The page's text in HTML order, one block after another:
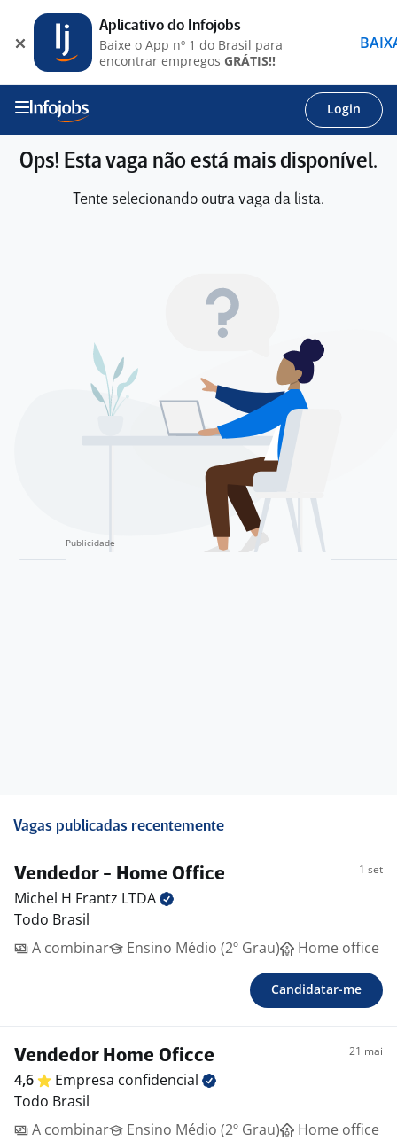
Login
Ops! Esta vaga não está mais disponível.
Tente selecionando outra vaga da lista.
Vagas publicadas recentemente
Vendedor - Home Office 1 set
Michel H Frantz LTDA
Todo Brasil
A combinar
Ensino Médio (2º Grau) Home office
Candidatar-me
Vendedor Home Oficce 21 mai
4,6 Empresa confidencial
Todo Brasil
A combinar
Ensino Médio (2º Grau) Home office
Aplicativo do Infojobs
Baixe o App nº 1 do Brasil para
encontrar empregos GRÁTIS!!